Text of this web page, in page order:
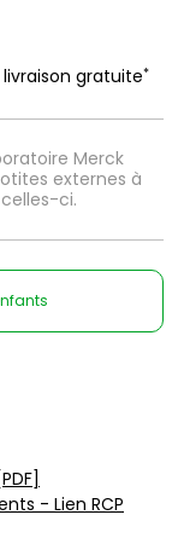
Merck
externes à
ci.
gratuite*
- Lien RCP